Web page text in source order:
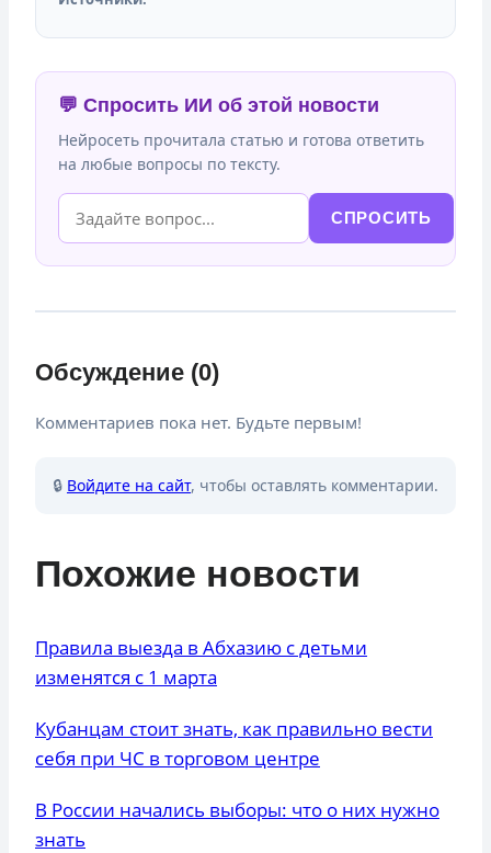
💬 Спросить ИИ об этой новости
Нейросеть прочитала статью и готова ответить
на любые вопросы по тексту.
СПРОСИТЬ
Обсуждение (0)
Комментариев пока нет. Будьте первым!
🔒 Войдите на сайт, чтобы оставлять комментарии.
Похожие новости
Правила выезда в Абхазию с детьми
изменятся с 1 марта
Кубанцам стоит знать, как правильно вести
себя при ЧС в торговом центре
В России начались выборы: что о них нужно
знать